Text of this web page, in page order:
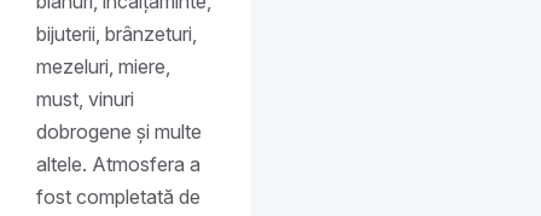
bijuterii, brânzeturi,
mezeluri, miere,
must, vinuri
dobrogene și multe
altele. Atmosfera a
fost completată de